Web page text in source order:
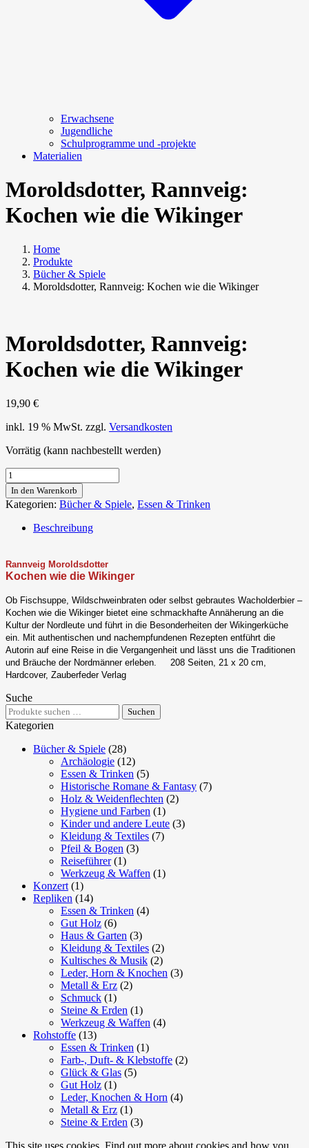
Erwachsene
Jugendliche
Schulprogramme und -projekte
Materialien
Moroldsdotter, Rannveig:
Kochen wie die Wikinger
Home
Produkte
Bücher & Spiele
Moroldsdotter, Rannveig: Kochen wie die Wikinger
Moroldsdotter, Rannveig:
Kochen wie die Wikinger
19,90 €
inkl. 19 % MwSt. zzgl. Versandkosten
Vorrätig (kann nachbestellt werden)
Moroldsdotter,
Rannveig:
Kochen
wie
Wikinger
In den Warenkorb
Kategorien: Bücher & Spiele, Essen & Trinken
Beschreibung
Rannveig Moroldsdotter
Kochen wie die Wikinger
Ob Fischsuppe, Wildschweinbraten oder selbst gebrautes Wacholderbier –
Kochen wie die Wikinger bietet eine schmackhafte Annäherung an die
Kultur der Nordleute und führt in die Besonderheiten der Wikingerküche
ein. Mit authentischen und nachempfundenen Rezepten entführt die
Autorin auf eine Reise in die Vergangenheit und lässt uns die Traditionen
und Bräuche der Nordmänner erleben. 208 Seiten, 21 x 20 cm,
Hardcover, Zauberfeder Verlag
Suche
Suchen
nach:
Suchen
Kategorien
Bücher & Spiele (28)
Archäologie (12)
Essen & Trinken (5)
Historische Romane & Fantasy (7)
Holz & Weidenflechten (2)
Hygiene und Farben (1)
Kinder und andere Leute (3)
Kleidung & Textiles (7)
Pfeil & Bogen (3)
Reiseführer (1)
Werkzeug & Waffen (1)
Konzert (1)
Repliken (14)
Essen & Trinken (4)
Gut Holz (6)
Haus & Garten (3)
Kleidung & Textiles (2)
Kultisches & Musik (2)
Leder, Horn & Knochen (3)
Metall & Erz (2)
Schmuck (1)
Steine & Erden (1)
Werkzeug & Waffen (4)
Rohstoffe (13)
Essen & Trinken (1)
Farb-, Duft- & Klebstoffe (2)
Glück & Glas (5)
Gut Holz (1)
Leder, Knochen & Horn (4)
Metall & Erz (1)
Steine & Erden (3)
This site uses cookies. Find out more about cookies and how you